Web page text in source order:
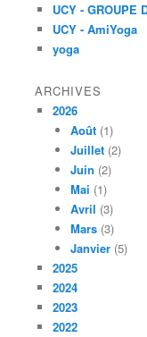
UCY - GROUPE
UCY - AmiYoga
yoga
ARCHIVES
2026
Août (1)
Juillet (2)
Juin (2)
Mai (1)
Avril (3)
Mars (3)
Janvier (5)
2025
2024
2023
2022